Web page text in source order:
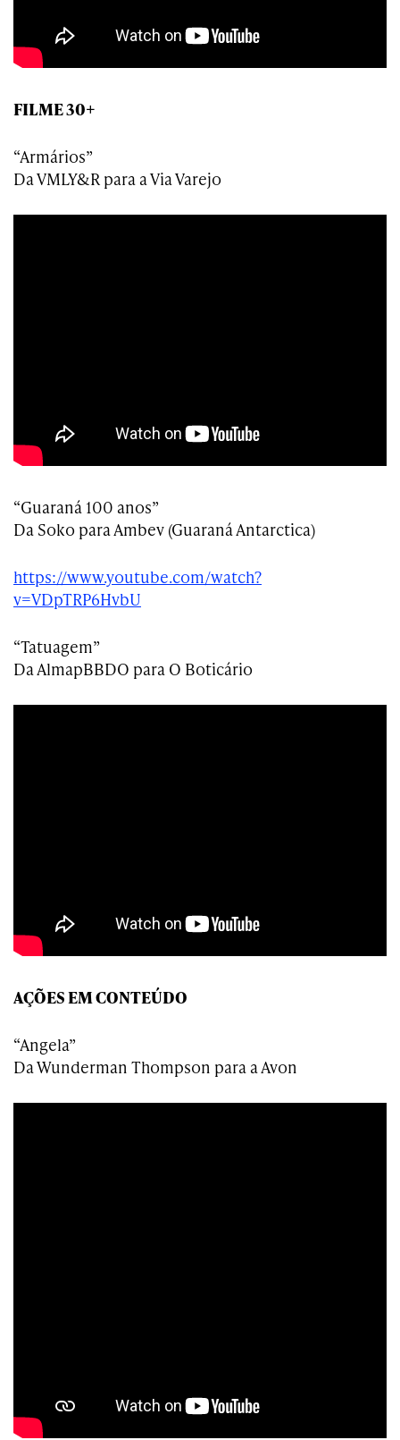
FILME 30+
“Armários”
Da VMLY&R para a Via Varejo
“Guaraná 100 anos”
Da Soko para Ambev (Guaraná Antarctica)
https://www.youtube.com/watch?
v=VDpTRP6HvbU
“Tatuagem”
Da AlmapBBDO para O Boticário
AÇÕES EM CONTEÚDO
“Angela”
Da Wunderman Thompson para a Avon